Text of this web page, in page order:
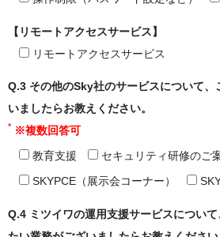
【リモートアクセスサービス】
リモートアクセスサービス
Q.3 その他のSky社のサービスについて、
いましたらお教えください。
* ※複数回答可
教育支援 セキュリティ研修のご
SKYPCE（展示会コーナー）
Q.4 ミツイワの運用支援サービスについ